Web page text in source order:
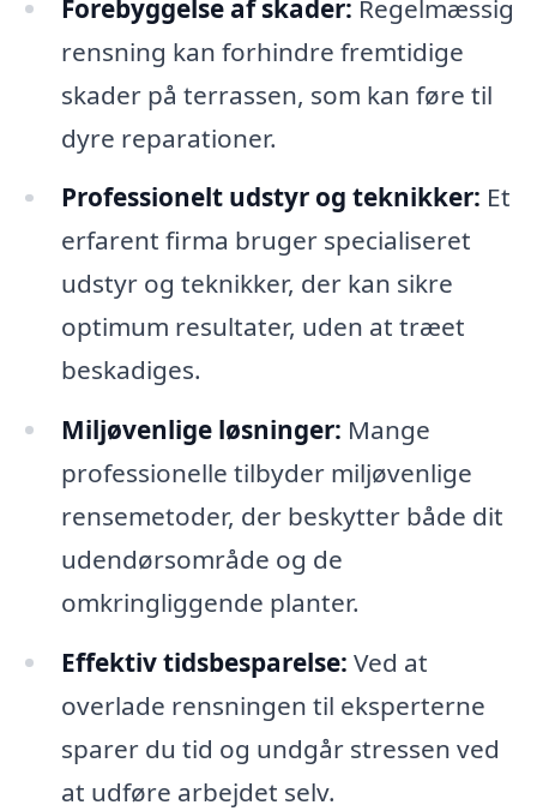
Forebyggelse af skader: Regelmæssig
rensning kan forhindre fremtidige
skader på terrassen, som kan føre til
dyre reparationer.
Professionelt udstyr og teknikker: Et
erfarent firma bruger specialiseret
udstyr og teknikker, der kan sikre
optimum resultater, uden at træet
beskadiges.
Miljøvenlige løsninger: Mange
professionelle tilbyder miljøvenlige
rensemetoder, der beskytter både dit
udendørsområde og de
omkringliggende planter.
Effektiv tidsbesparelse: Ved at
overlade rensningen til eksperterne
sparer du tid og undgår stressen ved
at udføre arbejdet selv.